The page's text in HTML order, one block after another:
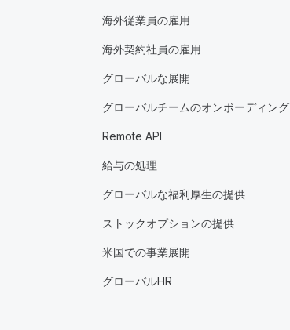
海外従業員の雇用
海外契約社員の雇用
グローバルな展開
グローバルチームのオンボーディング
Remote API
給与の処理
グローバルな福利厚生の提供
ストックオプションの提供
米国での事業展開
グローバルHR